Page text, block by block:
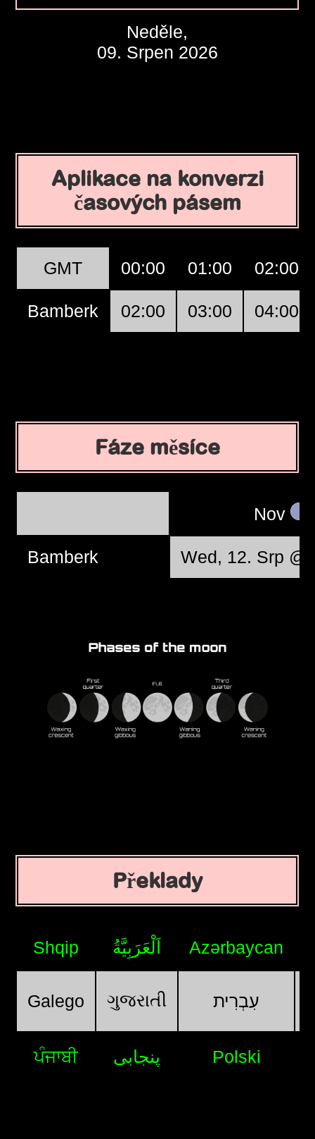
Neděle,
09. Srpen 2026
Aplikace na konverzi
časových pásem
GMT 00:00 01:00 02:00
Bamberk 02:00 03:00 04:00
Fáze měsíce
Nov
Bamberk Wed, 12. Srp @
Překlady
Shqip اَلْعَرَبِيَّةُ Azərbaycan
Galego ગુજરાતી עִבְרִית
ਪੰਜਾਬੀ پنجابی Polski